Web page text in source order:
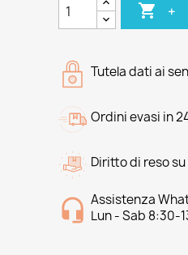
 +
Tutela dati ai
Ordini evasi in
Diritto di reso
Assistenza
Lun - Sab 8:30-